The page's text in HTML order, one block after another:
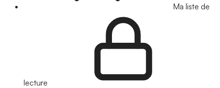
Ma liste de
lecture